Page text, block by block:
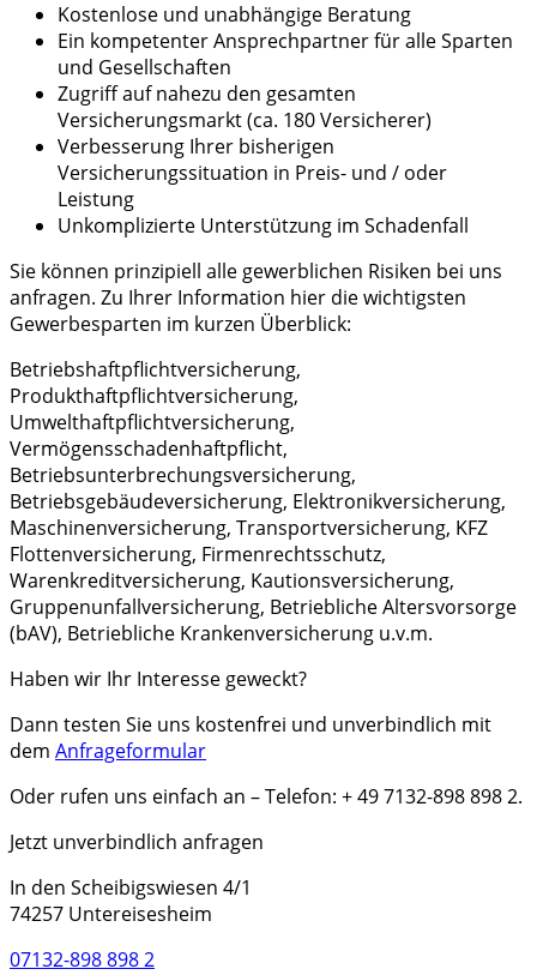
Kostenlose und unabhängige Beratung
Ein kompetenter Ansprechpartner für alle Sparten
und Gesellschaften
Zugriff auf nahezu den gesamten
Versicherungsmarkt (ca. 180 Versicherer)
Verbesserung Ihrer bisherigen
Versicherungssituation in Preis- und / oder
Leistung
Unkomplizierte Unterstützung im Schadenfall
Sie können prinzipiell alle gewerblichen Risiken bei uns
anfragen. Zu Ihrer Information hier die wichtigsten
Gewerbesparten im kurzen Überblick:
Betriebshaftpflichtversicherung,
Produkthaftpflichtversicherung,
Umwelthaftpflichtversicherung,
Vermögensschadenhaftpflicht,
Betriebsunterbrechungsversicherung,
Betriebsgebäudeversicherung, Elektronikversicherung,
Maschinenversicherung, Transportversicherung, KFZ
Flottenversicherung, Firmenrechtsschutz,
Warenkreditversicherung, Kautionsversicherung,
Gruppenunfallversicherung, Betriebliche Altersvorsorge
(bAV), Betriebliche Krankenversicherung u.v.m.
Haben wir Ihr Interesse geweckt?
Dann testen Sie uns kostenfrei und unverbindlich mit
dem Anfrageformular
Oder rufen uns einfach an – Telefon: + 49 7132-898 898 2.
Jetzt unverbindlich anfragen
In den Scheibigswiesen 4/1
74257 Untereisesheim
07132-898 898 2